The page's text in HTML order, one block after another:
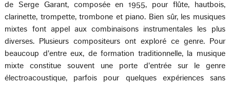
de Serge Garant, composée en 1955, pour flûte, hautbois,
clarinette, trompette, trombone et piano. Bien sûr, les musiques
mixtes font appel aux combinaisons instrumentales les plus
diverses. Plusieurs compositeurs ont exploré ce genre. Pour
beaucoup d'entre eux, de formation traditionnelle, la musique
mixte constitue souvent une porte d'entrée sur le genre
électroacoustique, parfois pour quelques expériences sans